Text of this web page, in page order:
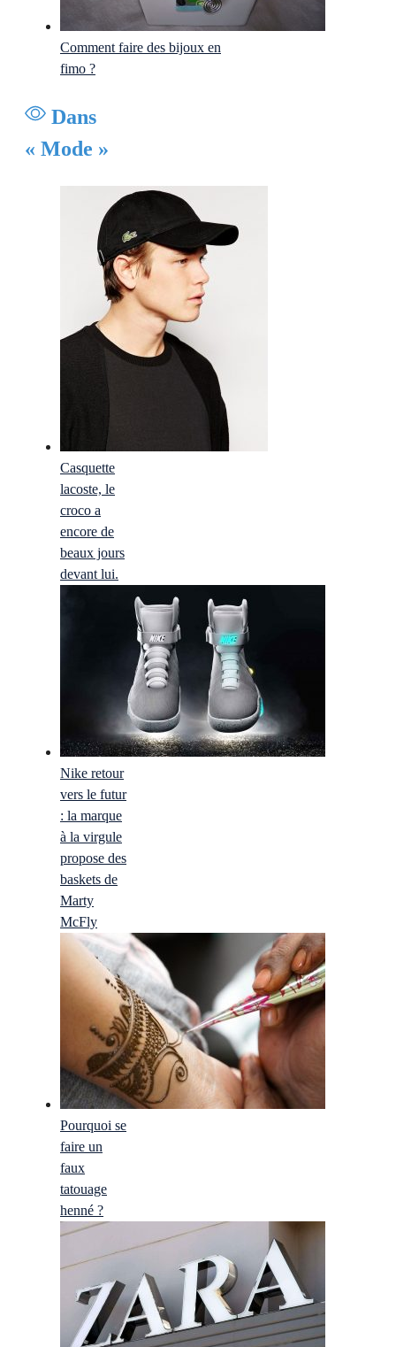
Comment faire des bijoux en
fimo ?
Dans
« Mode »
Casquette
lacoste, le
croco a
encore de
beaux jours
devant lui.
Nike retour
vers le futur
: la marque
à la virgule
propose des
baskets de
Marty
McFly
Pourquoi se
faire un
faux
tatouage
henné ?